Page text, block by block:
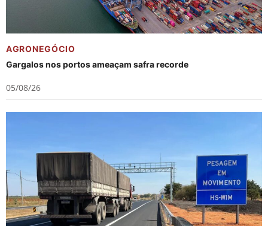
AGRONEGÓCIO
Gargalos nos portos ameaçam safra recorde
05/08/26